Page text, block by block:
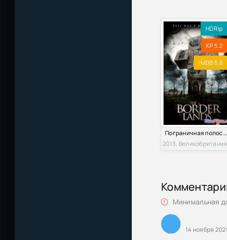
HDRip
KP 5.2
IMDB 5.8
Пограничная полоса (2013)
2013, Великобритания
Минимальная
14 ноября